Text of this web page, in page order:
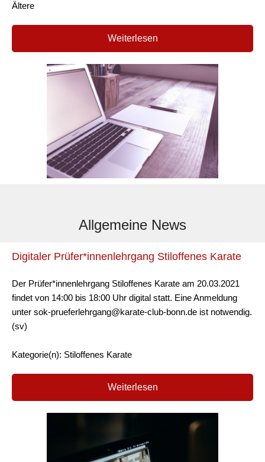
Ältere
Weiterlesen
Allgemeine News
Digitaler Prüfer*innenlehrgang Stiloffenes Karate
Der Prüfer*innenlehrgang Stiloffenes Karate am 20.03.2021
findet von 14:00 bis 18:00 Uhr digital statt. Eine Anmeldung
unter sok-prueferlehrgang@karate-club-bonn.de ist notwendig.
(sv)
Kategorie(n): Stiloffenes Karate
Weiterlesen